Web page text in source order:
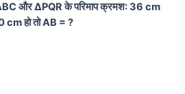
और ∆PQR के परिमाप क्रमश: 36 cm
हो तो AB = ?